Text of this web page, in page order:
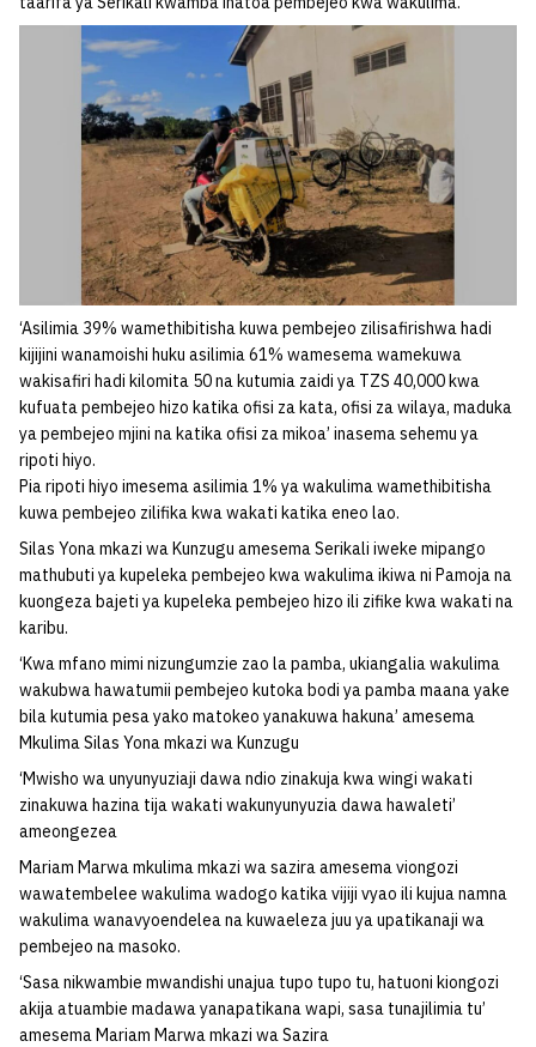
‘Asilimia 39% wamethibitisha kuwa pembejeo zilisafirishwa hadi
kijijini wanamoishi huku asilimia 61% wamesema wamekuwa
wakisafiri hadi kilomita 50 na kutumia zaidi ya TZS 40,000 kwa
kufuata pembejeo hizo katika ofisi za kata, ofisi za wilaya, maduka
ya pembejeo mjini na katika ofisi za mikoa’ inasema sehemu ya
ripoti hiyo.
Pia ripoti hiyo imesema asilimia 1% ya wakulima wamethibitisha
kuwa pembejeo zilifika kwa wakati katika eneo lao.
Silas Yona mkazi wa Kunzugu amesema Serikali iweke mipango
mathubuti ya kupeleka pembejeo kwa wakulima ikiwa ni Pamoja na
kuongeza bajeti ya kupeleka pembejeo hizo ili zifike kwa wakati na
karibu.
‘Kwa mfano mimi nizungumzie zao la pamba, ukiangalia wakulima
wakubwa hawatumii pembejeo kutoka bodi ya pamba maana yake
bila kutumia pesa yako matokeo yanakuwa hakuna’ amesema
Mkulima Silas Yona mkazi wa Kunzugu
‘Mwisho wa unyunyuziaji dawa ndio zinakuja kwa wingi wakati
zinakuwa hazina tija wakati wakunyunyuzia dawa hawaleti’
ameongezea
Mariam Marwa mkulima mkazi wa sazira amesema viongozi
wawatembelee wakulima wadogo katika vijiji vyao ili kujua namna
wakulima wanavyoendelea na kuwaeleza juu ya upatikanaji wa
pembejeo na masoko.
‘Sasa nikwambie mwandishi unajua tupo tupo tu, hatuoni kiongozi
akija atuambie madawa yanapatikana wapi, sasa tunajilimia tu’
amesema Mariam Marwa mkazi wa Sazira